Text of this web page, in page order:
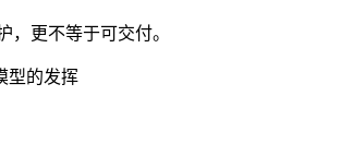
，更不等于可交付。
型的发挥